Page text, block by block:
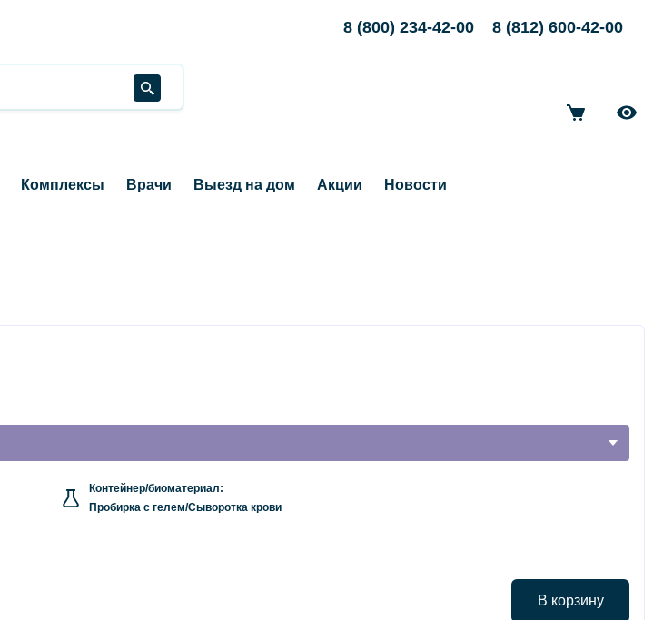
8 (800) 234-42-00 8 (812) 600-42-00
Комплексы Врачи Выезд на дом Акции Новости
Контейнер/биоматериал:
Пробирка с гелем/Сыворотка крови
В корзину